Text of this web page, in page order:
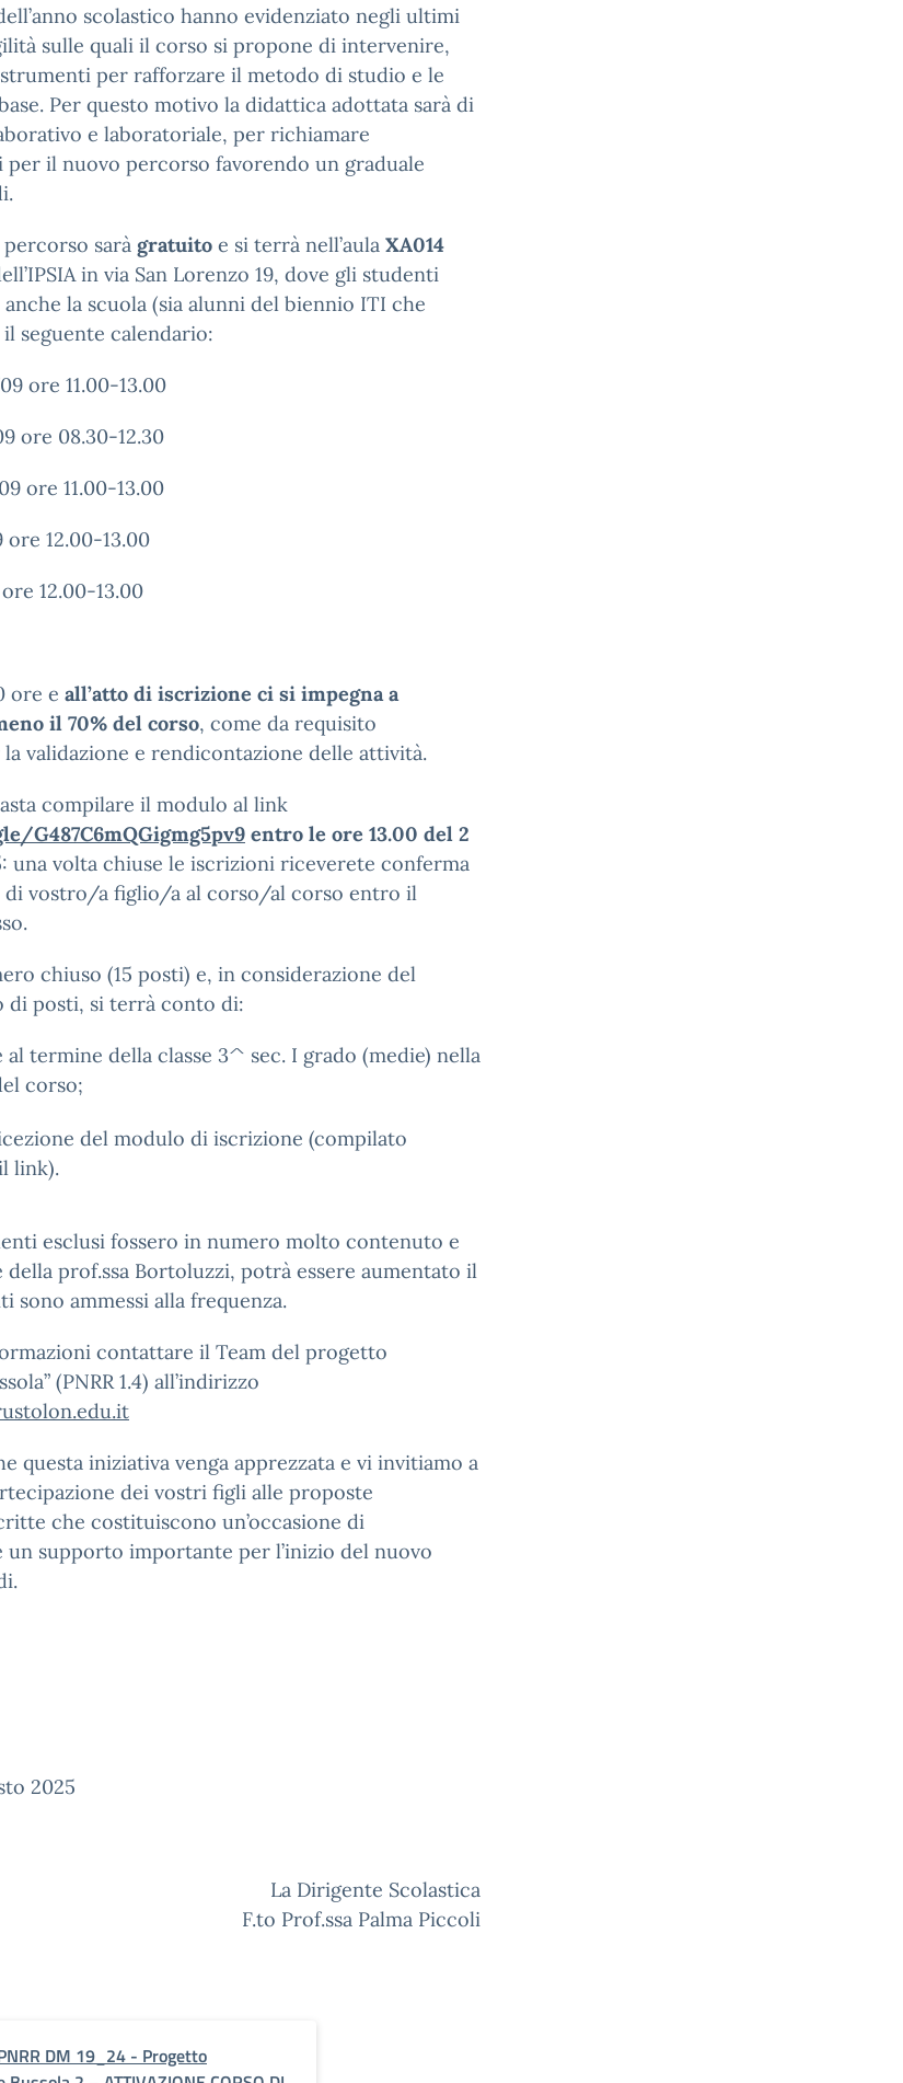
scolastico hanno evidenziato negli ultimi
sulle quali il corso si propone di intervenire,
per rafforzare il metodo di studio e le
Per questo motivo la didattica adottata sarà di
e laboratoriale, per richiamare
il nuovo percorso favorendo un graduale
sarà gratuito e si terrà nell’aula XA014
in via San Lorenzo 19, dove gli studenti
la scuola (sia alunni del biennio ITI che
il seguente calendario:
ore 11.00-13.00
ore 08.30-12.30
ore 11.00-13.00
ore 12.00-13.00
12.00-13.00
ore e all’atto di iscrizione ci si impegna a
il 70% del corso, come da requisito
validazione e rendicontazione delle attività.
compilare il modulo al link
G487C6mQGigmg5pv9 entro le ore 13.00 del 2
una volta chiuse le iscrizioni riceverete conferma
di vostro/a figlio/a al corso/al corso entro il
chiuso (15 posti) e, in considerazione del
di posti, si terrà conto di:
al termine della classe 3^ sec. I grado (medie) nella
corso;
del modulo di iscrizione (compilato
link).
esclusi fossero in numero molto contenuto e
prof.ssa Bortoluzzi, potrà essere aumentato il
sono ammessi alla frequenza.
contattare il Team del progetto
(PNRR 1.4) all’indirizzo
questa iniziativa venga apprezzata e vi invitiamo a
dei vostri figli alle proposte
che costituiscono un’occasione di
supporto importante per l’inizio del nuovo
2025
La Dirigente Scolastica
F.to Prof.ssa Palma Piccoli
DM 19_24 - Progetto